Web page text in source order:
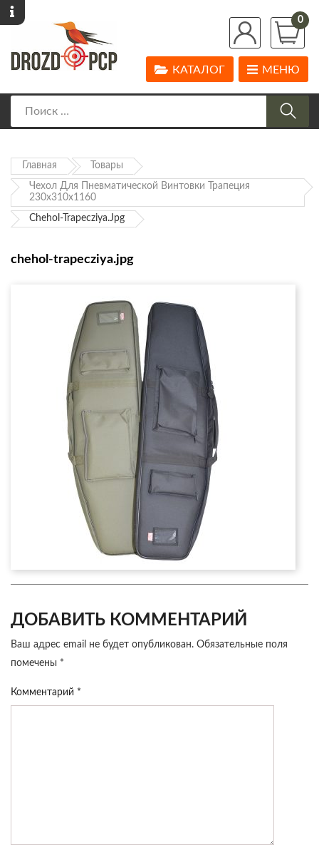
0
МЕНЮ
КАТАЛОГ
Главная Товары
Чехол Для Пневматической Винтовки Трапеция
230х310х1160
Chehol-Trapecziya.jpg
chehol-trapecziya.jpg
ДОБАВИТЬ КОММЕНТАРИЙ
Ваш адрес email не будет опубликован. Обязательные поля
помечены *
Комментарий *